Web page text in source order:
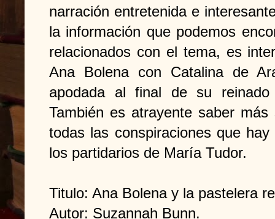
narración entretenida e
la información que podemos
relacionados con el tema, es
Ana Bolena con Catalina de
apodada al final de su
También es atrayente saber
todas las conspiraciones que
los partidarios de María Tudor.
Titulo: Ana Bolena y la pastelera
Autor: Suzannah Bunn.